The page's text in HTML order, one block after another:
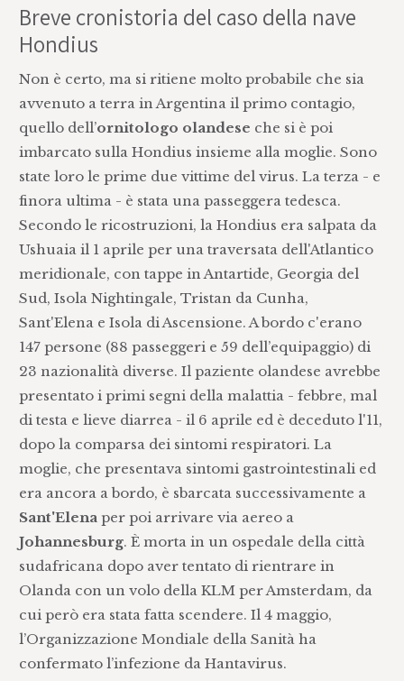
Breve cronistoria del caso della nave
Hondius
Non è certo, ma si ritiene molto probabile che sia
avvenuto a terra in Argentina il primo contagio,
quello dell’ornitologo olandese che si è poi
imbarcato sulla Hondius insieme alla moglie. Sono
state loro le prime due vittime del virus. La terza - e
finora ultima - è stata una passeggera tedesca.
Secondo le ricostruzioni, la Hondius era salpata da
Ushuaia il 1 aprile per una traversata dell'Atlantico
meridionale, con tappe in Antartide, Georgia del
Sud, Isola Nightingale, Tristan da Cunha,
Sant'Elena e Isola di Ascensione. A bordo c'erano
147 persone (88 passeggeri e 59 dell’equipaggio) di
23 nazionalità diverse. Il paziente olandese avrebbe
presentato i primi segni della malattia - febbre, mal
di testa e lieve diarrea - il 6 aprile ed è deceduto l'11,
dopo la comparsa dei sintomi respiratori. La
moglie, che presentava sintomi gastrointestinali ed
era ancora a bordo, è sbarcata successivamente a
Sant'Elena per poi arrivare via aereo a
Johannesburg. È morta in un ospedale della città
sudafricana dopo aver tentato di rientrare in
Olanda con un volo della KLM per Amsterdam, da
cui però era stata fatta scendere. Il 4 maggio,
l’Organizzazione Mondiale della Sanità ha
confermato l’infezione da Hantavirus.